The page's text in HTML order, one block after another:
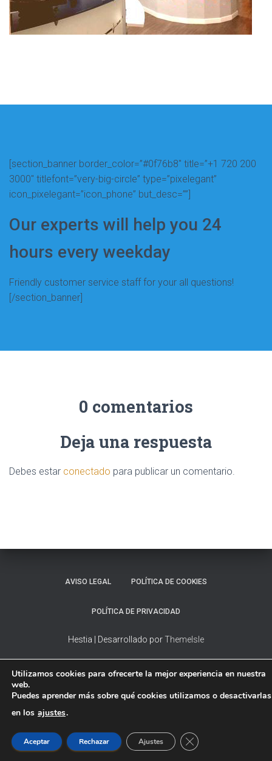
[section_banner border_color=”#0f76b8″ title=”+1 720 200
3000″ titlefont=”very-big-circle” type=”pixelegant”
icon_pixelegant=”icon_phone” but_desc=””]
Our experts will help you 24
hours every weekday
Friendly customer service staff for your all questions!
[/section_banner]
0 comentarios
Deja una respuesta
Debes estar conectado para publicar un comentario.
AVISO LEGAL POLÍTICA DE COOKIES
POLÍTICA DE PRIVACIDAD
Hestia | Desarrollado porThemeIsle
Utilizamos cookies para ofrecerte la mejor experiencia en nuestra
web.
Puedes aprender más sobre qué cookies utilizamos o desactivarlas
en los ajustes.
Aceptar Rechazar Ajustes CERRAR EL